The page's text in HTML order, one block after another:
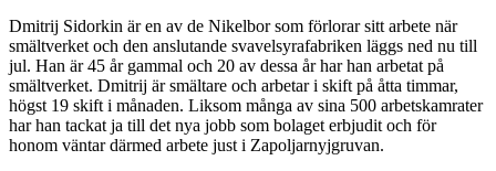
Dmitrij Sidorkin är en av de Nikelbor som förlorar sitt arbete när
smältverket och den anslutande svavelsyrafabriken läggs ned nu till
jul. Han är 45 år gammal och 20 av dessa år har han arbetat på
smältverket. Dmitrij är smältare och arbetar i skift på åtta timmar,
högst 19 skift i månaden. Liksom många av sina 500 arbetskamrater
har han tackat ja till det nya jobb som bolaget erbjudit och för
honom väntar därmed arbete just i Zapoljarnyjgruvan.